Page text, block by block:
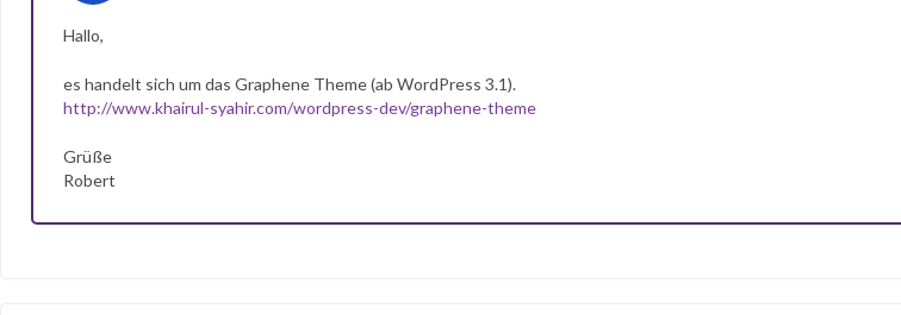
Hallo,
es handelt sich um das Graphene Theme (ab WordPress 3.1).
http://www.khairul-syahir.com/wordpress-dev/graphene-theme
Grüße
Robert